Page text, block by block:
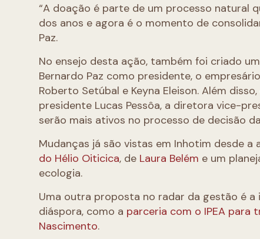
“A doação é parte de um processo natural
dos anos e agora é o momento de
Paz.
No ensejo desta ação, também foi criado
Bernardo Paz como presidente, o
Roberto Setúbal e Keyna Eleison. Além disso,
presidente Lucas Pessôa, a diretora vice-
serão mais ativos no processo de decisão
Mudanças já são vistas em Inhotim desde
do Hélio Oiticica, de Laura Belém e um
ecologia.
Uma outra proposta no radar da gestão é
diáspora, como a parceria com o IPEA para
Nascimento.